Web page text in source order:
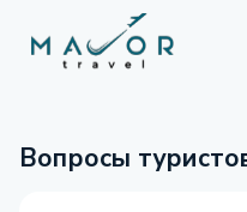
Вопросы